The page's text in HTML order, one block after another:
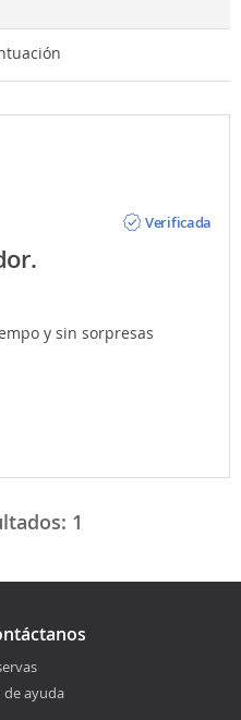
Verificada
y sin sorpresas
1
de ayuda